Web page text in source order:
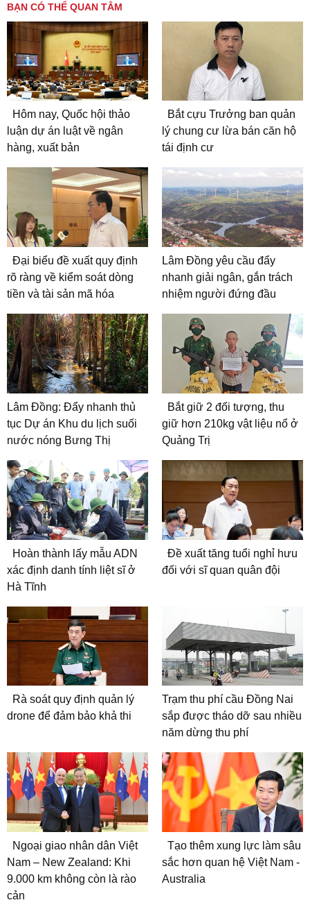
BẠN CÓ THỂ QUAN TÂM
Hôm nay, Quốc hội thảo
luận dự án luật về ngân
hàng, xuất bản
Bắt cựu Trưởng ban quản
lý chung cư lừa bán căn hộ
tái định cư
Đại biểu đề xuất quy định
rõ ràng về kiểm soát dòng
tiền và tài sản mã hóa
Lâm Đồng yêu cầu đẩy
nhanh giải ngân, gắn trách
nhiệm người đứng đầu
Lâm Đồng: Đẩy nhanh thủ
tục Dự án Khu du lịch suối
nước nóng Bưng Thị
Bắt giữ 2 đối tượng, thu
giữ hơn 210kg vật liệu nổ ở
Quảng Trị
Hoàn thành lấy mẫu ADN
xác định danh tính liệt sĩ ở
Hà Tĩnh
Đề xuất tăng tuổi nghỉ hưu
đối với sĩ quan quân đội
Rà soát quy định quản lý
drone để đảm bảo khả thi
Trạm thu phí cầu Đồng Nai
sắp được tháo dỡ sau nhiều
năm dừng thu phí
Ngoại giao nhân dân Việt
Nam – New Zealand: Khi
9.000 km không còn là rào
cản
Tạo thêm xung lực làm sâu
sắc hơn quan hệ Việt Nam -
Australia